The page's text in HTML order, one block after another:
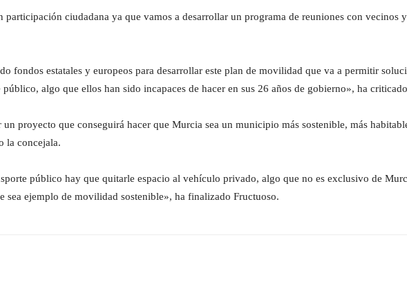
ciudadana ya que vamos a desarrollar un programa de reuniones con vecinos
fondos estatales y europeos para desarrollar este plan de movilidad que va a permitir
algo que ellos han sido incapaces de hacer en sus 26 años de gobierno», ha
proyecto que conseguirá hacer que Murcia sea un municipio más sostenible, más
la concejala.
público hay que quitarle espacio al vehículo privado, algo que no es exclusivo de
sea ejemplo de movilidad sostenible», ha finalizado Fructuoso.